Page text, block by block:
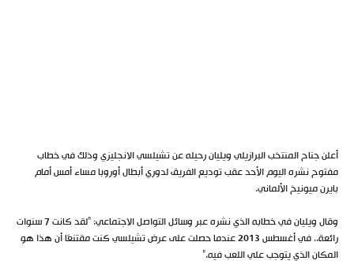
أعلن جناح المنتخب البرازيلي ويليان رحيله عن تشيلسي الانجليزي وذلك في خطاب
مفتوح نشره اليوم الأحد عقب توديع الفريق لدوري أبطال أوروبا مساء أمس أمام
بايرن ميونيخ الألماني.
وقال ويليان في خطابه الذي نشره عبر وسائل التواصل الاجتماعي: “لقد كانت 7 سنوات
رائعة.. في أغسطس 2013 عندما حصلت على عرض تشيلسي كنت مقتنعًا أن هذا هو
المكان الذي يتوجب علي اللعب فيه.”